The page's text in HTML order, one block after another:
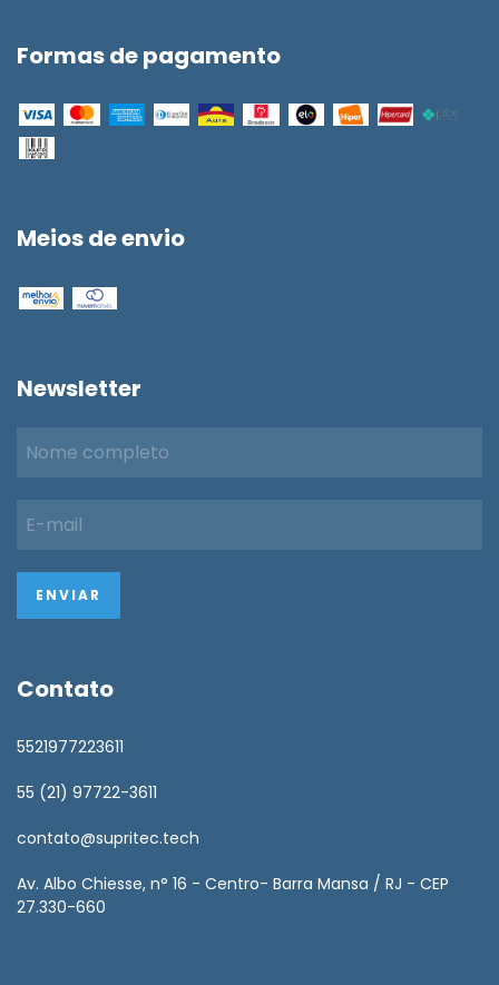
Formas de pagamento
Meios de envio
Newsletter
Contato
5521977223611
55 (21) 97722-3611
contato@supritec.tech
Av. Albo Chiesse, n° 16 - Centro- Barra Mansa / RJ - CEP
27.330-660